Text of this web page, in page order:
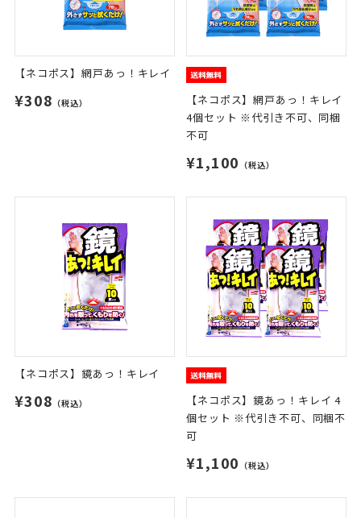
【ネコポス】網戸あっ！キレイ
¥308 （税込）
【ネコポス】網戸あっ！キレイ
4個セット ※代引き不可、同梱
不可
¥1,100 （税込）
【ネコポス】鏡あっ！キレイ
¥308 （税込）
【ネコポス】鏡あっ！キレイ 4
個セット ※代引き不可、同梱不
可
¥1,100 （税込）